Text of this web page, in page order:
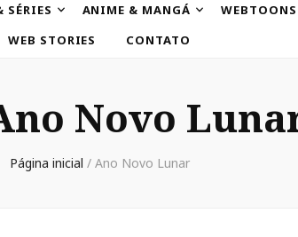
SÉRIES ANIME & MANGÁ
WEBTOONS
WEB STORIES
CONTATO
Novo
Página inicial / Ano Novo Lunar